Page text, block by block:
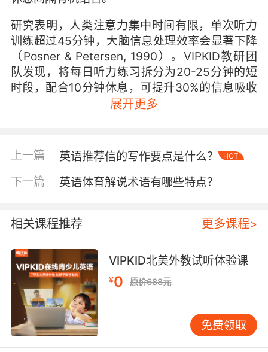
研究表明，人类注意力集中时间有限，单次听力
训练超过45分钟，大脑信息处理效率会显著下降
（Posner & Petersen, 1990）。VIPKID教研团
队发现，将每日听力练习拆分为20-25分钟的短
时段，配合10分钟休息，可提升30%的信息吸收
率。例如，晨间利用通勤时间听新闻片段，午间
此外，
时间分配需匹配学习阶段。初学者应优先
积累高频词汇与基础句型，每天15分钟精听（如
VIPKID互动课件中的跟读训练）效果优于泛听1小
20分钟解析TED演讲的逻辑结构，再辅以10分钟
讨论。这种“针对性投入”能避免时间浪费，实现
效率最大化。
二、方法迭代：从“被动输入”到“主动抓取”
听力效率的提升关键在于
纯重复听写易导致思维固化，而结合认知科学的
策略能激活深层学习机制。
展开更多
上一篇 英语推荐信的写作要点是什么？ HOT
下一篇 英语体育解说术语有哪些特点？
相关课程推荐 更多课程>
VIPKID北美外教试听体验课
¥0 原价688元
免费领取